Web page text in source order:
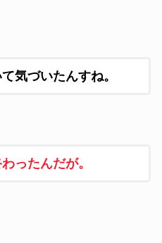
気づいたんすね。
ったんだが。